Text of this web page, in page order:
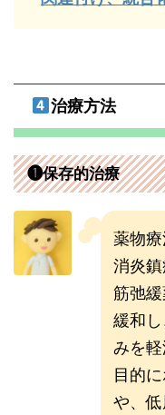
治療方法
❶保存的治療
薬物
消炎
筋弛
緩和
みを
目的
や、